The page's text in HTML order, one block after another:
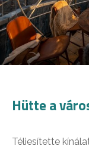
Hütte a
Téliesítette